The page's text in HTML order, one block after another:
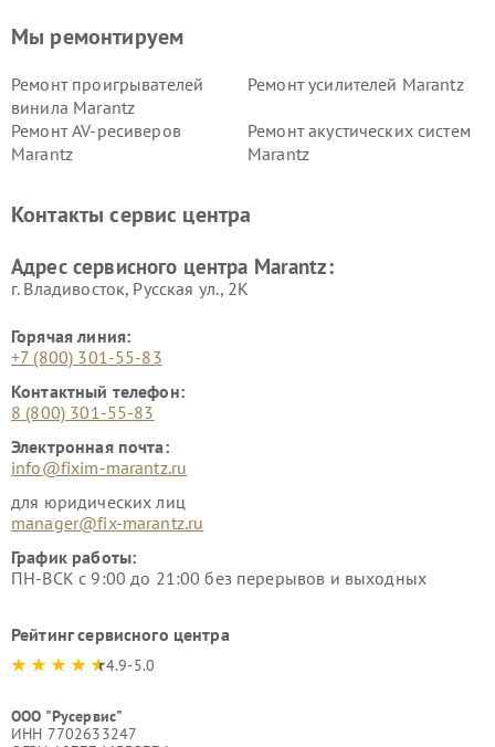
Мы ремонтируем
Ремонт проигрывателей
винила Marantz
Ремонт усилителей Marantz
Ремонт AV-ресиверов
Marantz
Ремонт акустических систем
Marantz
Контакты сервис центра
Адрес сервисного центра Marantz:
г. Владивосток, Русская ул., 2К
Горячая линия:
+7 (800) 301-55-83
Контактный телефон:
8 (800) 301-55-83
Электронная почта:
info@fixim-marantz.ru
для юридических лиц
manager@fix-marantz.ru
График работы:
ПН-ВСК с 9:00 до 21:00 без перерывов и выходных
Рейтинг сервисного центра
4.9-5.0
ООО "Русервис"
ИНН 7702633247